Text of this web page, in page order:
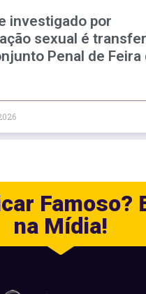
investigado por
sexual é
Penal de Feira
Famoso?
na Mídia!